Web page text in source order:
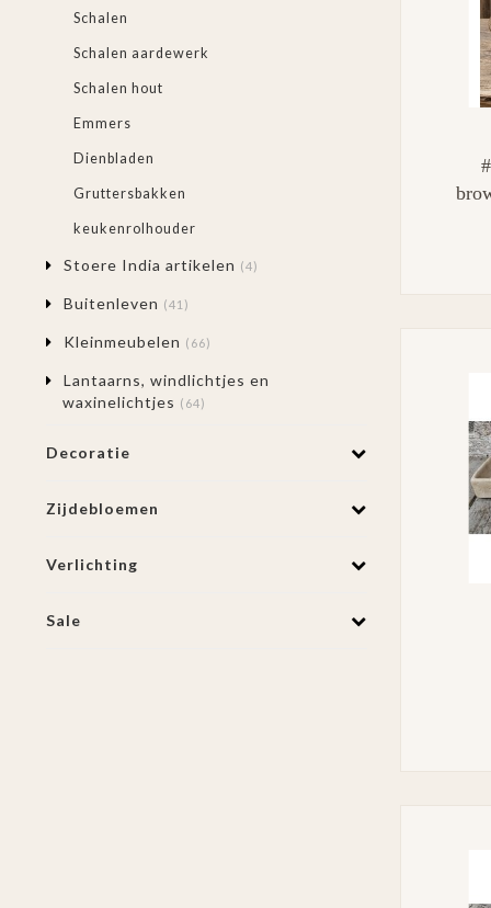
Schalen
Schalen aardewerk
Schalen hout
Emmers
Dienbladen
Gruttersbakken
keukenrolhouder
Stoere India artikelen (4)
Buitenleven (41)
Kleinmeubelen (66)
Lantaarns, windlichtjes en
waxinelichtjes (64)
Decoratie
Zijdebloemen
Verlichting
Sale